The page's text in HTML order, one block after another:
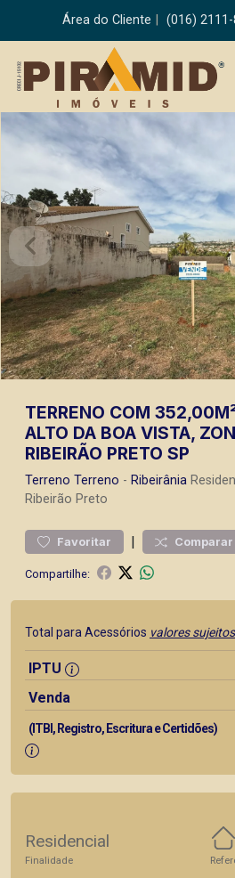
Área do Cliente (016)
TERRENO COM
ALTO DA BOA VISTA,
RIBEIRÃO PRETO SP
Terreno Terreno - Ribeirânia
Ribeirão Preto
Favoritar | Comparar
Compartilhe:
Total para Acessórios valores
IPTU
Venda
(ITBI, Registro, Escritura e Certidões)
Residencial
Finalidade